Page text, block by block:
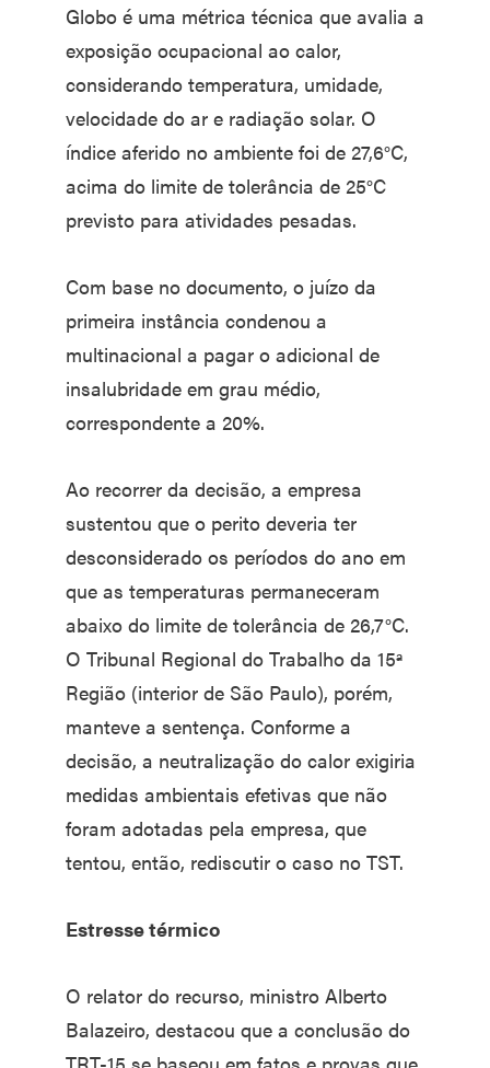
Globo é uma métrica técnica que avalia a
exposição ocupacional ao calor,
considerando temperatura, umidade,
velocidade do ar e radiação solar. O
índice aferido no ambiente foi de 27,6°C,
acima do limite de tolerância de 25°C
previsto para atividades pesadas.
Com base no documento, o juízo da
primeira instância condenou a
multinacional a pagar o adicional de
insalubridade em grau médio,
correspondente a 20%.
Ao recorrer da decisão, a empresa
sustentou que o perito deveria ter
desconsiderado os períodos do ano em
que as temperaturas permaneceram
abaixo do limite de tolerância de 26,7°C.
O Tribunal Regional do Trabalho da 15ª
Região (interior de São Paulo), porém,
manteve a sentença. Conforme a
decisão, a neutralização do calor exigiria
medidas ambientais efetivas que não
foram adotadas pela empresa, que
tentou, então, rediscutir o caso no TST.
Estresse térmico
O relator do recurso, ministro Alberto
Balazeiro, destacou que a conclusão do